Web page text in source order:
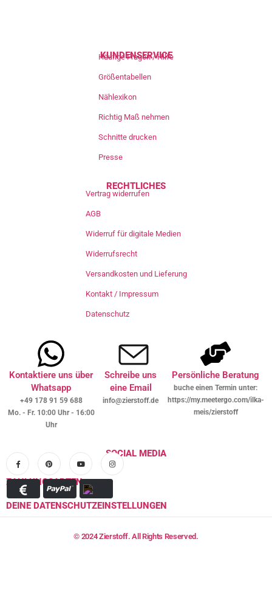
KUNDENSERVICE
Häufige Fragen / Hilfe
Größentabellen
Nählexikon
Richtig Maß nehmen
Schnitte drucken
Presse
RECHTLICHES
Vertrag widerrufen
AGB
Widerruf für digitale Medien
Widerrufsrecht
Versandkosten und Lieferung
Kontakt / Impressum
Datenschutz
Kontaktiere uns über
Whatsapp
+49 178 91 59 688
Mo. - Fr. 10:00 Uhr - 16:00
Uhr
Schreibe uns
eine Email
info@zierstoff.de
Persönliche Beratung
buche einen Termin unter:
https://my.meetergo.com/ilka-
meis/zierstoff
SOCIAL MEDIA
ZAHLUNGSARTEN
DEINE DATENSCHUTZEINSTELLUNGEN
© 2024 Zierstoff. All Rights Reserved.